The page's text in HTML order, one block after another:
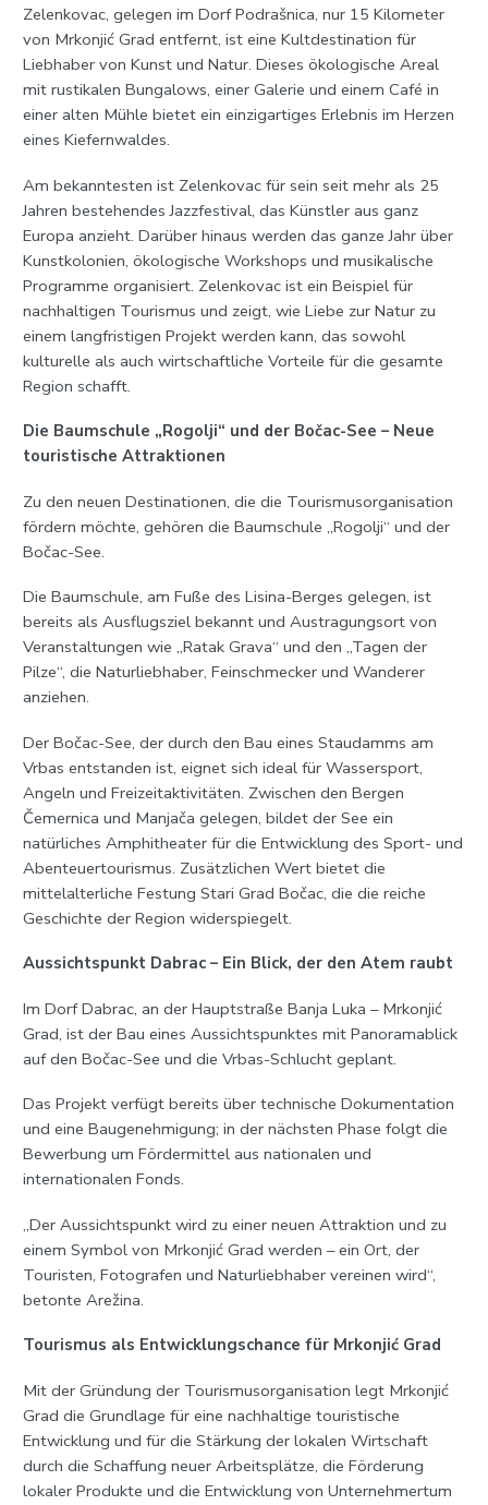
Zelenkovac, gelegen im Dorf Podrašnica, nur 15 Kilometer
von Mrkonjić Grad entfernt, ist eine Kultdestination für
Liebhaber von Kunst und Natur. Dieses ökologische Areal
mit rustikalen Bungalows, einer Galerie und einem Café in
einer alten Mühle bietet ein einzigartiges Erlebnis im Herzen
eines Kiefernwaldes.
Am bekanntesten ist Zelenkovac für sein seit mehr als 25
Jahren bestehendes Jazzfestival, das Künstler aus ganz
Europa anzieht. Darüber hinaus werden das ganze Jahr über
Kunstkolonien, ökologische Workshops und musikalische
Programme organisiert. Zelenkovac ist ein Beispiel für
nachhaltigen Tourismus und zeigt, wie Liebe zur Natur zu
einem langfristigen Projekt werden kann, das sowohl
kulturelle als auch wirtschaftliche Vorteile für die gesamte
Region schafft.
Die Baumschule „Rogolji“ und der Bočac-See – Neue
touristische Attraktionen
Zu den neuen Destinationen, die die Tourismusorganisation
fördern möchte, gehören die Baumschule „Rogolji“ und der
Bočac-See.
Die Baumschule, am Fuße des Lisina-Berges gelegen, ist
bereits als Ausflugsziel bekannt und Austragungsort von
Veranstaltungen wie „Ratak Grava“ und den „Tagen der
Pilze“, die Naturliebhaber, Feinschmecker und Wanderer
anziehen.
Der Bočac-See, der durch den Bau eines Staudamms am
Vrbas entstanden ist, eignet sich ideal für Wassersport,
Angeln und Freizeitaktivitäten. Zwischen den Bergen
Čemernica und Manjača gelegen, bildet der See ein
natürliches Amphitheater für die Entwicklung des Sport- und
Abenteuertourismus. Zusätzlichen Wert bietet die
mittelalterliche Festung Stari Grad Bočac, die die reiche
Geschichte der Region widerspiegelt.
Aussichtspunkt Dabrac – Ein Blick, der den Atem raubt
Im Dorf Dabrac, an der Hauptstraße Banja Luka – Mrkonjić
Grad, ist der Bau eines Aussichtspunktes mit Panoramablick
auf den Bočac-See und die Vrbas-Schlucht geplant.
Das Projekt verfügt bereits über technische Dokumentation
und eine Baugenehmigung; in der nächsten Phase folgt die
Bewerbung um Fördermittel aus nationalen und
internationalen Fonds.
„Der Aussichtspunkt wird zu einer neuen Attraktion und zu
einem Symbol von Mrkonjić Grad werden – ein Ort, der
Touristen, Fotografen und Naturliebhaber vereinen wird“,
betonte Arežina.
Tourismus als Entwicklungschance für Mrkonjić Grad
Mit der Gründung der Tourismusorganisation legt Mrkonjić
Grad die Grundlage für eine nachhaltige touristische
Entwicklung und für die Stärkung der lokalen Wirtschaft
durch die Schaffung neuer Arbeitsplätze, die Förderung
lokaler Produkte und die Entwicklung von Unternehmertum